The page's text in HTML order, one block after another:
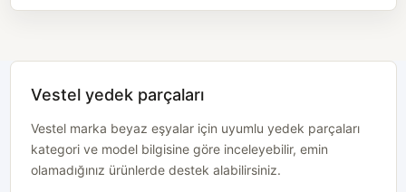
Vestel yedek parçaları
Vestel marka beyaz eşyalar için uyumlu yedek parçaları
kategori ve model bilgisine göre inceleyebilir, emin
olamadığınız ürünlerde destek alabilirsiniz.